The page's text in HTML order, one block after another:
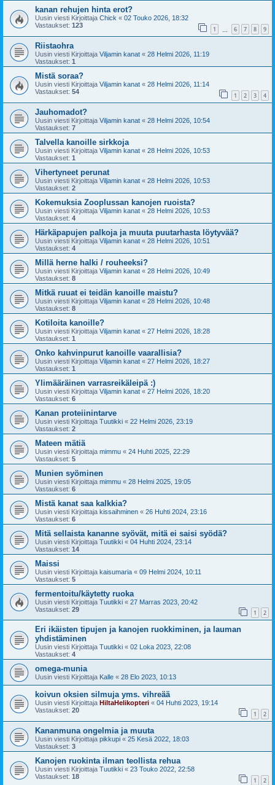
kanan rehujen hinta erot?
Uusin viesti Kirjoittaja Chick « 02 Touko 2026, 18:32
Vastaukset: 123 1 6 7 8 9
Riistaohra
Uusin viesti Kirjoittaja Viljamin kanat « 28 Helmi 2026, 11:19
Vastaukset: 1
Mistä soraa?
Uusin viesti Kirjoittaja Viljamin kanat « 28 Helmi 2026, 11:14
Vastaukset: 54 1 2 3 4
Jauhomadot?
Uusin viesti Kirjoittaja Viljamin kanat « 28 Helmi 2026, 10:54
Vastaukset: 7
Talvella kanoille sirkkoja
Uusin viesti Kirjoittaja Viljamin kanat « 28 Helmi 2026, 10:53
Vastaukset: 1
Vihertyneet perunat
Uusin viesti Kirjoittaja Viljamin kanat « 28 Helmi 2026, 10:53
Vastaukset: 2
Kokemuksia Zooplussan kanojen ruoista?
Uusin viesti Kirjoittaja Viljamin kanat « 28 Helmi 2026, 10:53
Vastaukset: 4
Härkäpapujen palkoja ja muuta puutarhasta löytyvää?
Uusin viesti Kirjoittaja Viljamin kanat « 28 Helmi 2026, 10:51
Vastaukset: 4
Millä herne halki / rouheeksi?
Uusin viesti Kirjoittaja Viljamin kanat « 28 Helmi 2026, 10:49
Vastaukset: 8
Mitkä ruuat ei teidän kanoille maistu?
Uusin viesti Kirjoittaja Viljamin kanat « 28 Helmi 2026, 10:48
Vastaukset: 8
Kotiloita kanoille?
Uusin viesti Kirjoittaja Viljamin kanat « 27 Helmi 2026, 18:28
Vastaukset: 1
Onko kahvinpurut kanoille vaarallisia?
Uusin viesti Kirjoittaja Viljamin kanat « 27 Helmi 2026, 18:27
Vastaukset: 1
Ylimääräinen varrasreikäleipä :)
Uusin viesti Kirjoittaja Viljamin kanat « 27 Helmi 2026, 18:20
Vastaukset: 6
Kanan proteiinintarve
Uusin viesti Kirjoittaja Tuutikki « 22 Helmi 2026, 23:19
Vastaukset: 2
Mateen mätiä
Uusin viesti Kirjoittaja mimmu « 24 Huhti 2025, 22:29
Vastaukset: 5
Munien syöminen
Uusin viesti Kirjoittaja mimmu « 28 Helmi 2025, 19:05
Vastaukset: 6
Mistä kanat saa kalkkia?
Uusin viesti Kirjoittaja kissaihminen « 26 Huhti 2024, 23:16
Vastaukset: 6
Mitä sellaista kananne syövät, mitä ei saisi syödä?
Uusin viesti Kirjoittaja Tuutikki « 04 Huhti 2024, 23:14
Vastaukset: 14
Maissi
Uusin viesti Kirjoittaja kaisumaria « 09 Helmi 2024, 10:11
Vastaukset: 5
fermentoitu/käytetty ruoka
Uusin viesti Kirjoittaja Tuutikki « 27 Marras 2023, 20:42
Vastaukset: 29 1 2
Eri ikäisten tipujen ja kanojen ruokkiminen, ja lauman
yhdistäminen
Uusin viesti Kirjoittaja Tuutikki « 02 Loka 2023, 22:08
Vastaukset: 4
omega-munia
Uusin viesti Kirjoittaja Kalle « 28 Elo 2023, 10:13
koivun oksien silmuja yms. vihreää
Uusin viesti Kirjoittaja HiltaHelikopteri « 04 Huhti 2023, 19:14
Vastaukset: 20 1 2
Kananmuna ongelmia ja muuta
Uusin viesti Kirjoittaja pikkupi « 25 Kesä 2022, 18:03
Vastaukset: 3
Kanojen ruokinta ilman teollista rehua
Uusin viesti Kirjoittaja Tuutikki « 23 Touko 2022, 22:58
Vastaukset: 18 1 2